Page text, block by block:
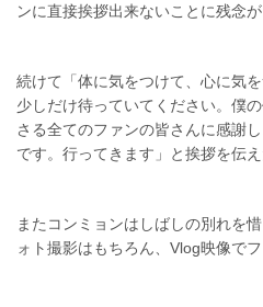
ンに直接挨拶出来ないことに残念が
続けて「体に気をつけて、心に気
少しだけ待っていてください。僕
さる全てのファンの皆さんに感謝
です。行ってきます」と挨拶を伝え
またコンミョンはしばしの別れを
ォト撮影はもちろん、Vlog映像で